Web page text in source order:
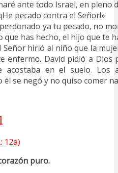
ante todo Israel, en pleno
pecado contra el Señor!»
ya tu pecado, no
que has hecho, el hijo que te
Señor hirió al niño que la
enfermo. David pidió a
en el suelo. Los
se negó y no quiso comer
12a)
puro.